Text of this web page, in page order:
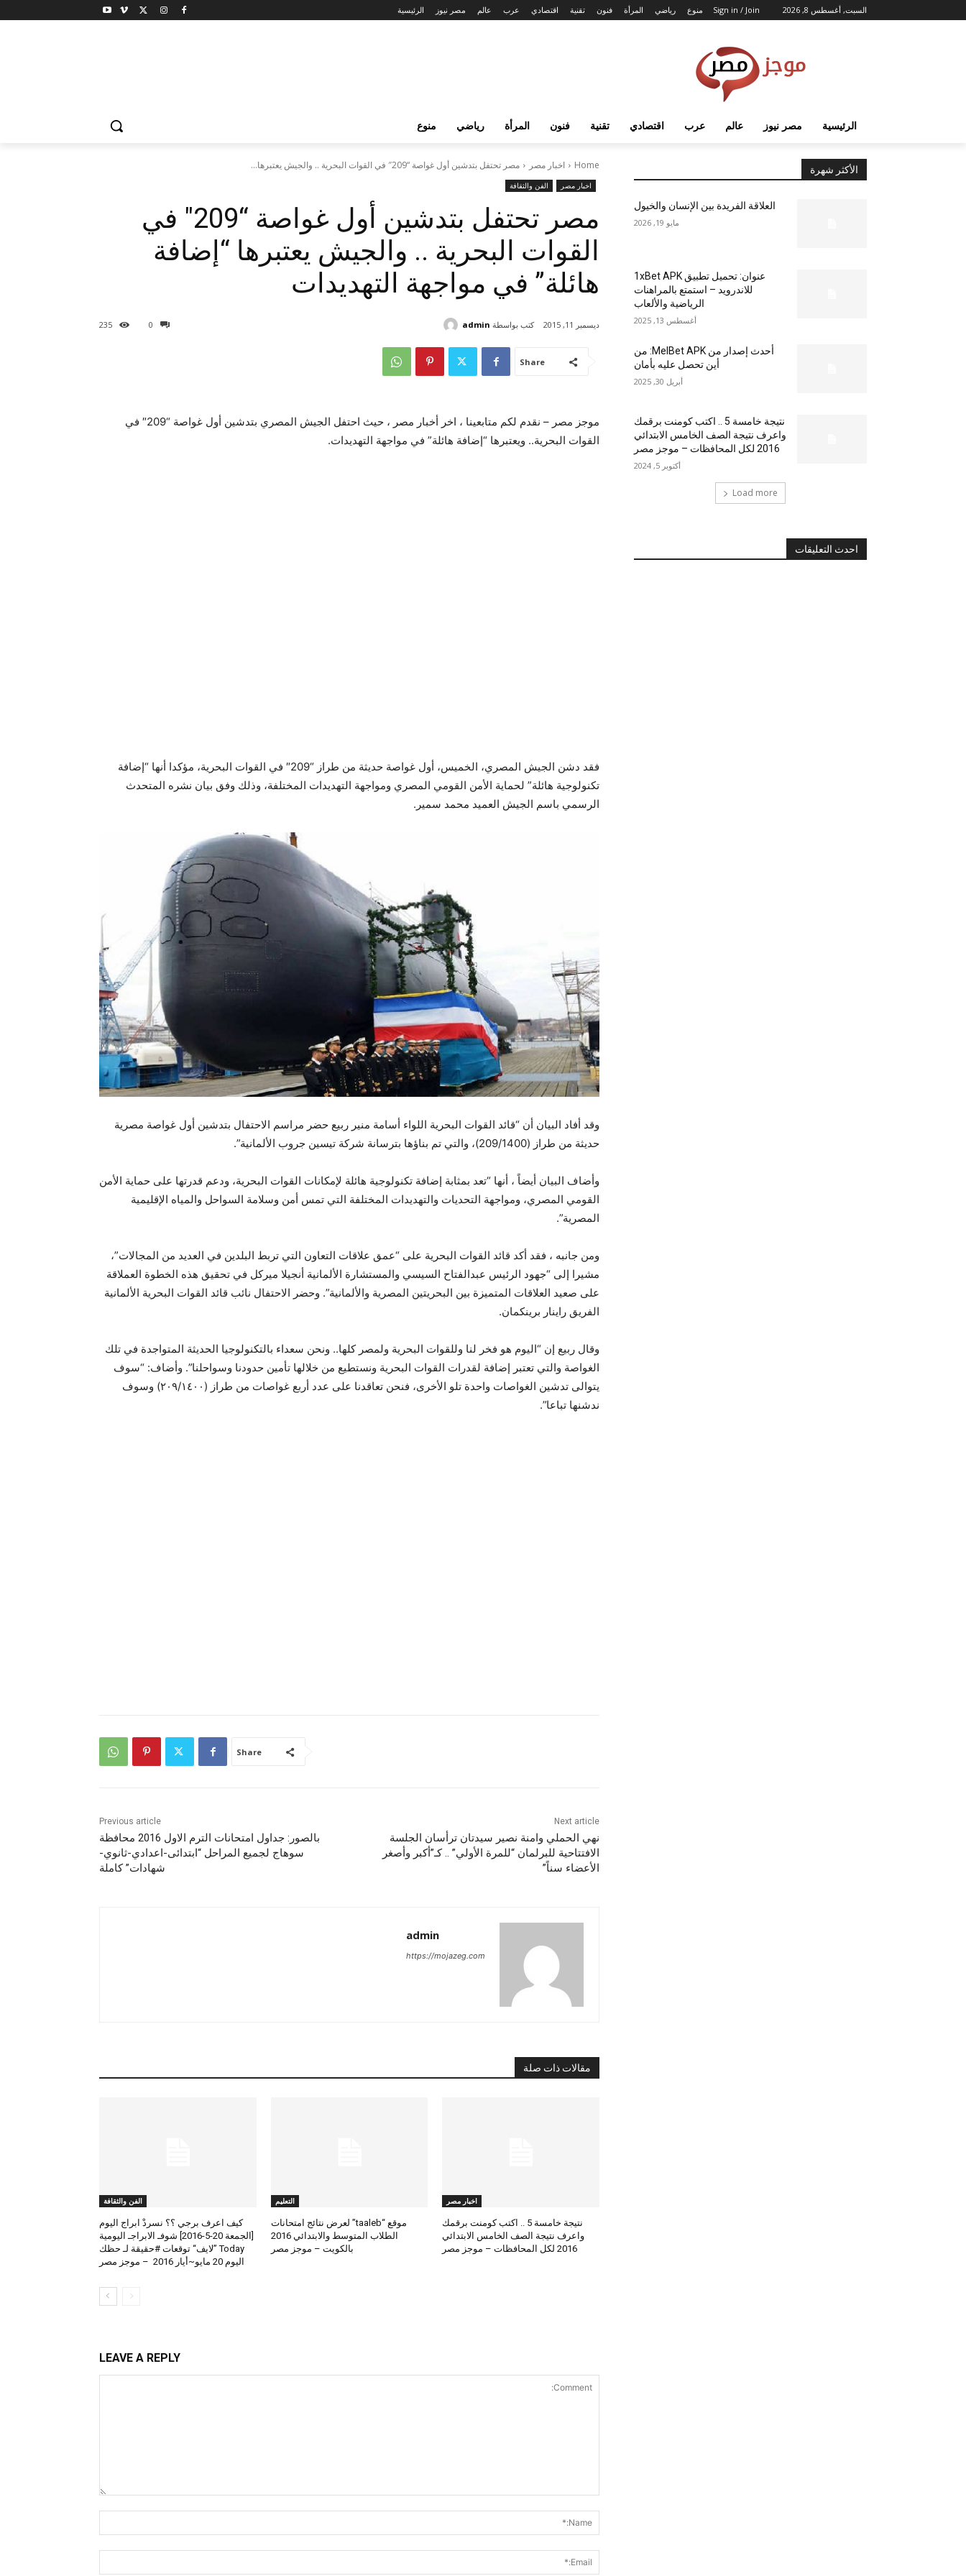
السبت, أغسطس 8, 2026 Sign in / Join الرئيسية مصر نيوز عالم عرب اقتصادي تقنية فنون المرأة رياضي منوع
الرئيسية مصر نيوز عالم عرب اقتصادي تقنية فنون المرأة رياضي منوع
Home اخبار مصر مصر تحتفل بتدشين أول غواصة “209″ في القوات البحرية .. والجيش يعتبرها...
اخبار مصر الفن والثقافة
مصر تحتفل بتدشين أول غواصة “209″ في
القوات البحرية .. والجيش يعتبرها “إضافة
هائلة” في مواجهة التهديدات
0
235 ديسمبر 11, 2015 كتب بواسطة admin
Share
موجز مصر – نقدم لكم متابعينا ، اخر أخبار مصر ، حيث احتفل الجيش المصري بتدشين أول غواصة “209″ في
القوات البحرية.. ويعتبرها “إضافة هائلة” في مواجهة التهديدات.
فقد دشن الجيش المصري، الخميس، أول غواصة حديثة من طراز “209″ في القوات البحرية، مؤكدا أنها “إضافة
تكنولوجية هائلة” لحماية الأمن القومي المصري ومواجهة التهديدات المختلفة، وذلك وفق بيان نشره المتحدث
الرسمي باسم الجيش العميد محمد سمير.
وقد أفاد البيان أن “قائد القوات البحرية اللواء أسامة منير ربيع حضر مراسم الاحتفال بتدشين أول غواصة مصرية
حديثة من طراز (209/1400)، والتي تم بناؤها بترسانة شركة تيسين جروب الألمانية”.
وأضاف البيان أيضاً ، أنها “تعد بمثابة إضافة تكنولوجية هائلة لإمكانات القوات البحرية، ودعم قدرتها على حماية الأمن
القومي المصري، ومواجهة التحديات والتهديدات المختلفة التي تمس أمن وسلامة السواحل والمياه الإقليمية
المصرية”.
ومن جانبه ، فقد أكد قائد القوات البحرية على “عمق علاقات التعاون التي تربط البلدين في العديد من المجالات”،
مشيرا إلى “جهود الرئيس عبدالفتاح السيسي والمستشارة الألمانية أنجيلا ميركل في تحقيق هذه الخطوة العملاقة
على صعيد العلاقات المتميزة بين البحريتين المصرية والألمانية”. وحضر الاحتفال نائب قائد القوات البحرية الألمانية
الفريق راينار برينكمان.
وقال ربيع إن “اليوم هو فخر لنا وللقوات البحرية ولمصر كلها.. ونحن سعداء بالتكنولوجيا الحديثة المتواجدة في تلك
الغواصة والتي تعتبر إضافة لقدرات القوات البحرية ونستطيع من خلالها تأمين حدودنا وسواحلنا”. وأضاف: “سوف
يتوالى تدشين الغواصات واحدة تلو الأخرى، فنحن تعاقدنا على عدد أربع غواصات من طراز (٢٠٩/١٤٠٠) وسوف
ندشنها تباعا”.
Share
Previous article
بالصور: جداول امتحانات الترم الاول 2016 محافظة
سوهاج لجميع المراحل “ابتدائى-اعدادي-ثانوي-
شهادات” كاملة
Next article
نهي الحملي وامنة نصير سيدتان ترأسان الجلسة
الافتتاحية للبرلمان “للمرة الأولي” .. كـ”أكبر وأصغر
الأعضاء سناً”
admin
https://mojazeg.com
مقالات ذات صلة
اخبار مصر
نتيجة خامسة 5 .. اكتب كومنت برقمك
واعرف نتيجة الصف الخامس الابتدائي
2016 لكل المحافظات – موجز مصر
التعليم
موقع “taaleb” لعرض نتائج امتحانات
الطلاب المتوسط والابتدائي 2016
بالكويت – موجز مصر
الفن والثقافة
كيف اعرف برجي ؟؟ نسردْ ابراج اليوم
[الجمعة 20-5-2016] شوفـ الابراجـ اليومية
Today ”لايف“ توقعات #حقيقة لـ حظك
اليوم 20 مايو~أيار 2016 – موجز مصر
LEAVE A REPLY
الأكثر شهرة
العلاقة الفريدة بين الإنسان والخيول
مايو 19, 2026
عنوان: تحميل تطبيق 1xBet APK
للاندرويد – استمتع بالمراهنات
الرياضية والألعاب
أغسطس 13, 2025
أحدث إصدار من MelBet APK: من
أين تحصل عليه بأمان
أبريل 30, 2025
نتيجة خامسة 5 .. اكتب كومنت برقمك
واعرف نتيجة الصف الخامس الابتدائي
2016 لكل المحافظات – موجز مصر
أكتوبر 5, 2024
Load more
احدث التعليقات